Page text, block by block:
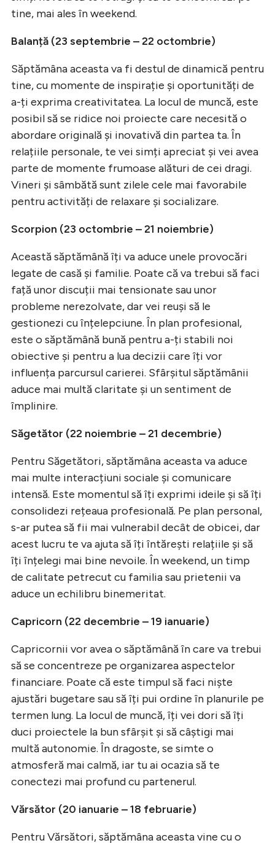
tine, mai ales în weekend.
Balanță (23 septembrie – 22 octombrie)
Săptămâna aceasta va fi destul de dinamică pentru
tine, cu momente de inspirație și oportunități de
a-ți exprima creativitatea. La locul de muncă, este
posibil să se ridice noi proiecte care necesită o
abordare originală și inovativă din partea ta. În
relațiile personale, te vei simți apreciat și vei avea
parte de momente frumoase alături de cei dragi.
Vineri și sâmbătă sunt zilele cele mai favorabile
pentru activități de relaxare și socializare.
Scorpion (23 octombrie – 21 noiembrie)
Această săptămână îți va aduce unele provocări
legate de casă și familie. Poate că va trebui să faci
față unor discuții mai tensionate sau unor
probleme nerezolvate, dar vei reuși să le
gestionezi cu înțelepciune. În plan profesional,
este o săptămână bună pentru a-ți stabili noi
obiective și pentru a lua decizii care îți vor
influența parcursul carierei. Sfârșitul săptămânii
aduce mai multă claritate și un sentiment de
împlinire.
Săgetător (22 noiembrie – 21 decembrie)
Pentru Săgetători, săptămâna aceasta va aduce
mai multe interacțiuni sociale și comunicare
intensă. Este momentul să îți exprimi ideile și să îți
consolidezi rețeaua profesională. Pe plan personal,
s-ar putea să fii mai vulnerabil decât de obicei, dar
acest lucru te va ajuta să îți întărești relațiile și să
îți înțelegi mai bine nevoile. În weekend, un timp
de calitate petrecut cu familia sau prietenii va
aduce un echilibru binemeritat.
Capricorn (22 decembrie – 19 ianuarie)
Capricornii vor avea o săptămână în care va trebui
să se concentreze pe organizarea aspectelor
financiare. Poate că este timpul să faci niște
ajustări bugetare sau să îți pui ordine în planurile pe
termen lung. La locul de muncă, îți vei dori să îți
duci proiectele la bun sfârșit și să câștigi mai
multă autonomie. În dragoste, se simte o
atmosferă mai calmă, iar tu ai ocazia să te
conectezi mai profund cu partenerul.
Vărsător (20 ianuarie – 18 februarie)
Pentru Vărsători, săptămâna aceasta vine cu o